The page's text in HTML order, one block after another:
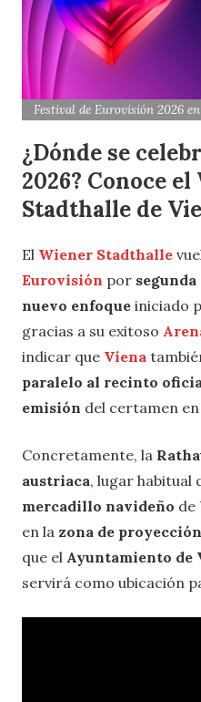
Festival de Eurovisión 2026
¿Dónde se
2026? Conoce
Stadthalle de
El Wiener Stadthalle
Eurovisión por
nuevo enfoque iniciado
gracias a su exitoso
indicar que Viena
paralelo al recinto
emisión del certamen
Concretamente, la
austriaca, lugar habitual
mercadillo navideño de
en la zona de proyección
que el Ayuntamiento de
servirá como ubicación